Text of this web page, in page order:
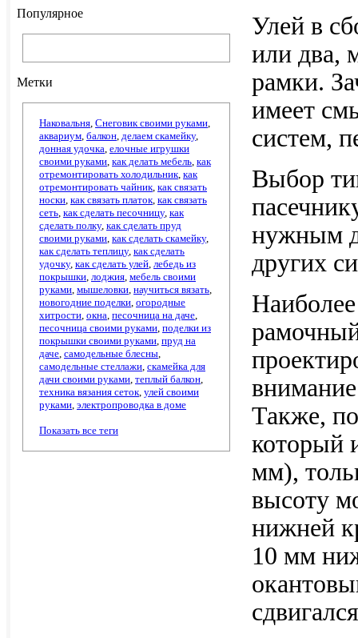
Популярное
Метки
Наковальня, Снеговик своими руками,
аквариум, балкон, делаем скамейку,
донная удочка, елочные игрушки
своими руками, как делать мебель, как
отремонтировать холодильник, как
отремонтировать чайник, как связать
носки, как связать платок, как связать
сеть, как сделать песочницу, как
сделать полку, как сделать пруд
своими руками, как сделать скамейку,
как сделать теплицу, как сделать
удочку, как сделать улей, лебедь из
покрышки, лоджия, мебель своими
руками, мышеловки, научиться вязать,
новогодние поделки, огородные
хитрости, окна, песочница на даче,
песочница своими руками, поделки из
покрышки своими руками, пруд на
даче, самодельные блесны,
самодельные стеллажи, скамейка для
дачи своими руками, теплый балкон,
техника вязания сеток, улей своими
руками, электропроводка в доме
Показать все теги
Улей в
или два,
рамки.
имеет
систем,
Выбор
нужным
других
Также,
который
мм),
высоту
нижней
10 мм